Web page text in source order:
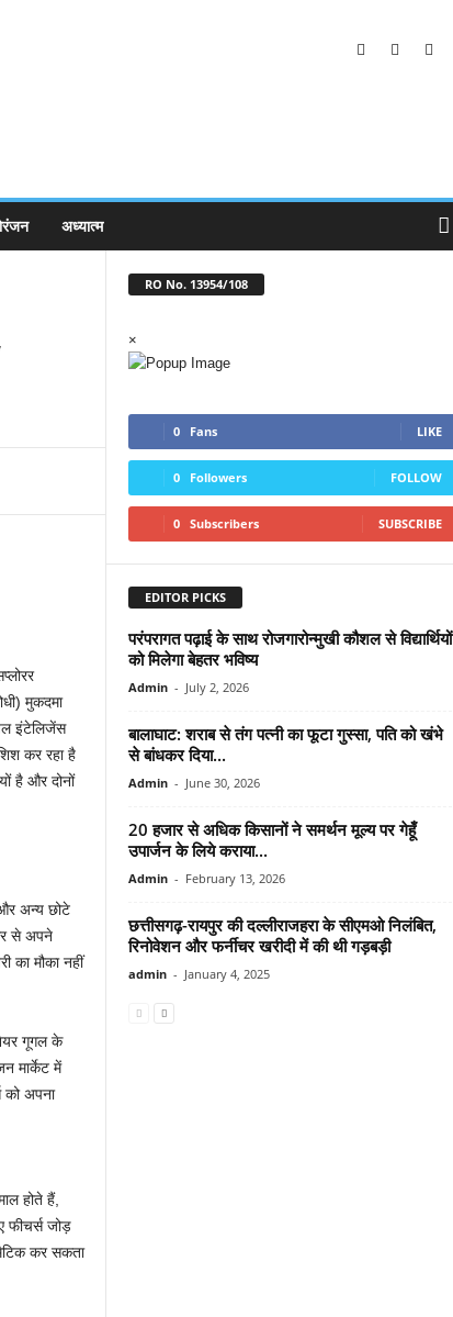
अध्यात्म
मुकदमा
इंटेलिजेंस
कर रहा है
है और दोनों
अन्य छोटे
से अपने
का मौका नहीं
गूगल के
मार्केट में
को अपना
होते हैं,
फीचर्स जोड़
कर सकता
RO No. 13954/108
×
0 Fans LIKE
0 Followers FOLLOW
0 Subscribers SUBSCRIBE
EDITOR PICKS
परंपरागत पढ़ाई के साथ रोजगारोन्मुखी कौशल से विद्यार्थियों
को मिलेगा बेहतर भविष्य
Admin - July 2, 2026
बालाघाट: शराब से तंग पत्नी का फूटा गुस्सा, पति को खंभे
से बांधकर दिया...
Admin - June 30, 2026
20 हजार से अधिक किसानों ने समर्थन मूल्य पर गेहूँ
उपार्जन के लिये कराया...
Admin - February 13, 2026
छत्तीसगढ़-रायपुर की दल्लीराजहरा के सीएमओ निलंबित,
रिनोवेशन और फर्नीचर खरीदी में की थी गड़बड़ी
admin - January 4, 2025